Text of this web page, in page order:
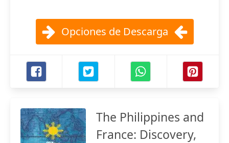
Opciones de Descarga
The Philippines and
France: Discovery,